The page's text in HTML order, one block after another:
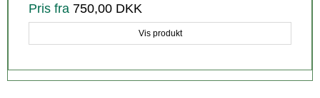
Pris fra 750,00 DKK
Vis produkt